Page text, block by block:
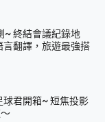
~ 終結會議紀錄地
翻譯，旅遊最強搭
君開箱~ 短焦投影